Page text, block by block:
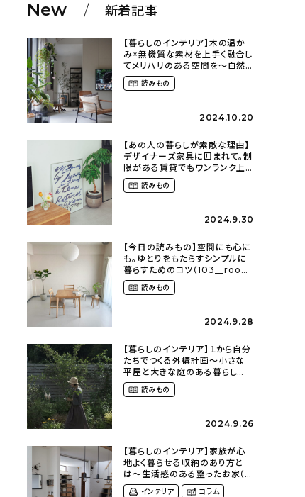
New 新着記事
【暮らしのインテリア】木の温か
み×無機質な素材を上手く融合し
てメリハリのある空間を〜自然
に囲まれて暮らす（ki_no_ieさ
ん） 読みもの
2024.10.20
【あの人の暮らしが素敵な理由】
デザイナーズ家具に囲まれて。制
限がある賃貸でもワンランク上
のお部屋に〜狭くても好きな暮
らしのこと（_____chika708さ
読みもの
2024.9.30
【今日の読みもの】空間にも心に
も。ゆとりをもたらすシンプルに
暮らすためのコツ（103__room
さん）
読みもの
2024.9.28
【暮らしのインテリア】１から自分
たちでつくる外構計画〜小さな
平屋と大きな庭のある暮らし
（tsumikiniwaさん）
読みもの
2024.9.26
【暮らしのインテリア】家族が心
地よく暮らせる収納のあり方と
は〜生活感のある整ったお家（
kaya___ieさん）
インテリア
コラム